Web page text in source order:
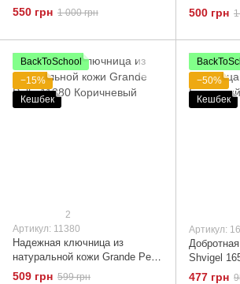
550 грн 1 000 грн 500 грн
BackToSchool
−15%
Кешбек
2
Артикул: 11380
Надежная ключница из
натуральной кожи Grande Pelle
11380 Коричневый
509 грн 599 грн
−50%
Кешбек
Артикул:
Shvigel
477 грн